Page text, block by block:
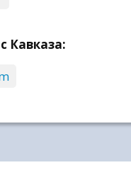
Кавказа: